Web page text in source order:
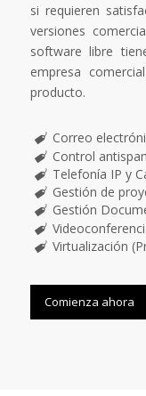
si requieren
versiones
software libre
empresa
producto.
Correo
Control
Telefonía IP y
Gestión de
Gestión
Virtualización
Comienza ahora